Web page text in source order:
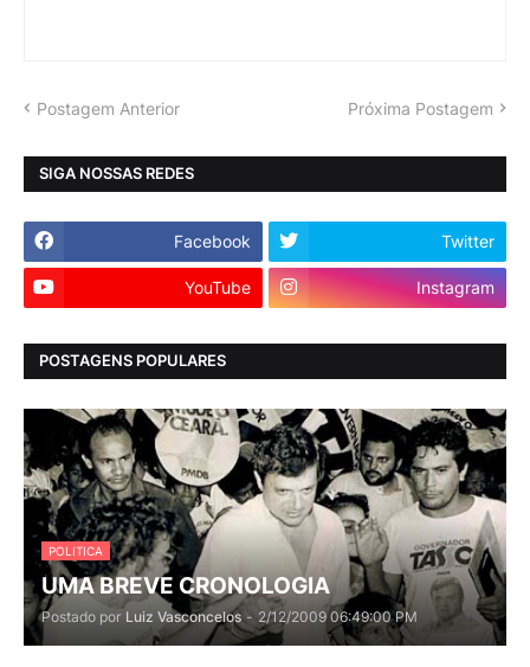
Postagem Anterior Próxima Postagem
SIGA NOSSAS REDES
Facebook Twitter
YouTube Instagram
POSTAGENS POPULARES
POLITICA
UMA BREVE CRONOLOGIA
Postado por Luiz Vasconcelos - 2/12/2009 06:49:00 PM